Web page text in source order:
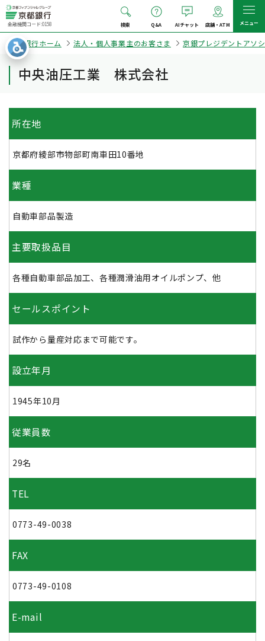
金融機関コード:0158 検索 Q&A AIチャット 店舗・ATM メニュー
京都銀行ホーム 法人・個人事業主のお客さま 京銀プレジデントアソ
中央油圧工業 株式会社
所在地
京都府綾部市物部町南車田10番地
業種
自動車部品製造
主要取扱品目
各種自動車部品加工、各種潤滑油用オイルポンプ、他
セールスポイント
試作から量産対応まで可能です。
設立年月
1945年10月
従業員数
29名
TEL
0773-49-0038
FAX
0773-49-0108
E-mail